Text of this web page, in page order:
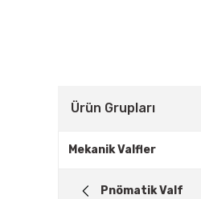
Ürün Grupları
Mekanik Valfler
Pnömatik Valf